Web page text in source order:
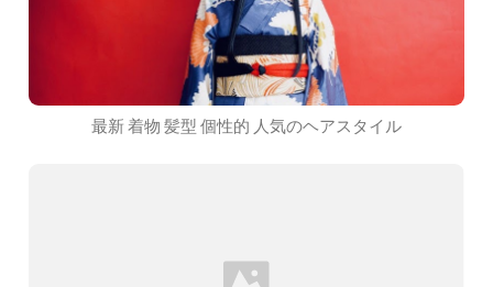
最新 着物 髪型 個性的 人気のヘアスタイル